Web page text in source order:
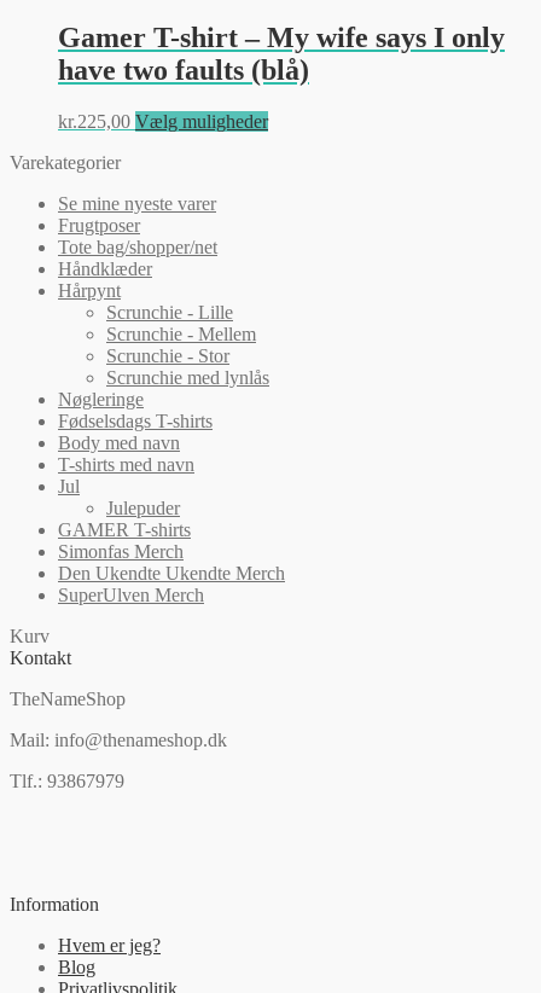
Gamer T-shirt – My wife says I only
have two faults (blå)
kr.225,00 Vælg mulighederDette
Varekategorier
Se mine nyeste varer
Frugtposer
Tote bag/shopper/net
Håndklæder
Hårpynt
Scrunchie - Lille
Scrunchie - Mellem
Scrunchie - Stor
Scrunchie med lynlås
Nøgleringe
Fødselsdags T-shirts
Body med navn
T-shirts med navn
Jul
Julepuder
GAMER T-shirts
Simonfas Merch
Den Ukendte Ukendte Merch
SuperUlven Merch
Kurv
Kontakt
TheNameShop
Mail: info@thenameshop.dk
Tlf.: 93867979
Information
Hvem er jeg?
Blog
Privatlivspolitik